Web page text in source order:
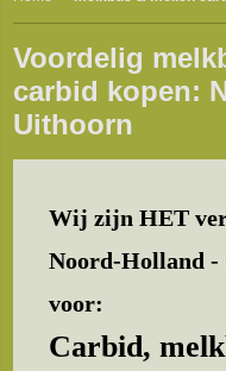
Voordelig
carbid kopen:
Uithoorn
Wij zijn HET
Noord-Holland -
voor:
Carbid,